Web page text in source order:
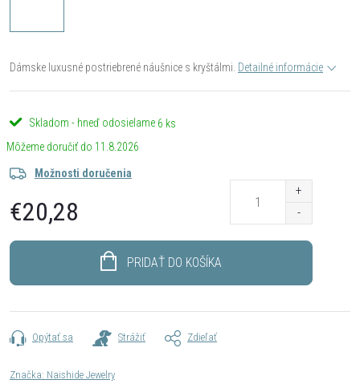
Dámske luxusné postriebrené náušnice s kryštálmi. Detailné informácie
Skladom - hneď odosielame 6 ks
11.8.2026
Možnosti doručenia
€20,28
PRIDAŤ DO KOŠÍKA
Opýtať sa Strážiť Zdieľať
Značka: Naishide Jewelry